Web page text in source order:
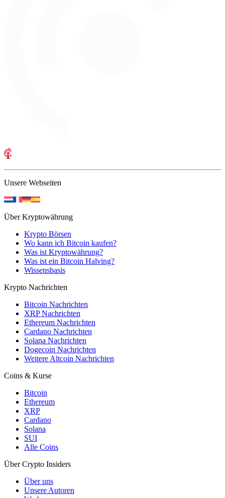
Unsere Webseiten
Über Kryptowährung
Krypto Börsen
Wo kann ich Bitcoin kaufen?
Was ist Kryptowährung?
Was ist ein Bitcoin Halving?
Wissensbasis
Krypto Nachrichten
Bitcoin Nachrichten
XRP Nachrichten
Ethereum Nachrichten
Cardano Nachrichten
Solana Nachrichten
Dogecoin Nachrichten
Weitere Altcoin Nachrichten
Coins & Kurse
Bitcoin
Ethereum
XRP
Cardano
Solana
SUI
Alle Coins
Über Crypto Insiders
Über uns
Unsere Autoren